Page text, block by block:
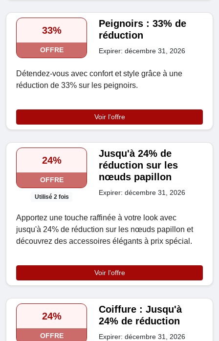
33%
OFFRE
Peignoirs : 33% de
réduction
Expirer: décembre 31, 2026
Détendez-vous avec confort et style grâce à une
réduction de 33% sur les peignoirs.
Voir l'offre
24%
OFFRE
Utilisé 2 fois
Jusqu'à 24% de
réduction sur les
nœuds papillon
Expirer: décembre 31, 2026
Apportez une touche raffinée à votre look avec
jusqu'à 24% de réduction sur les nœuds papillon et
découvrez des accessoires élégants à prix spécial.
Voir l'offre
24%
OFFRE
Coiffure : Jusqu'à
24% de réduction
Expirer: décembre 31, 2026